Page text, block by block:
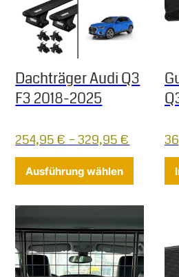
Dachträger Audi Q3
F3 2018-2025
254,95€–329,95€
Ausführung wählen Dieses